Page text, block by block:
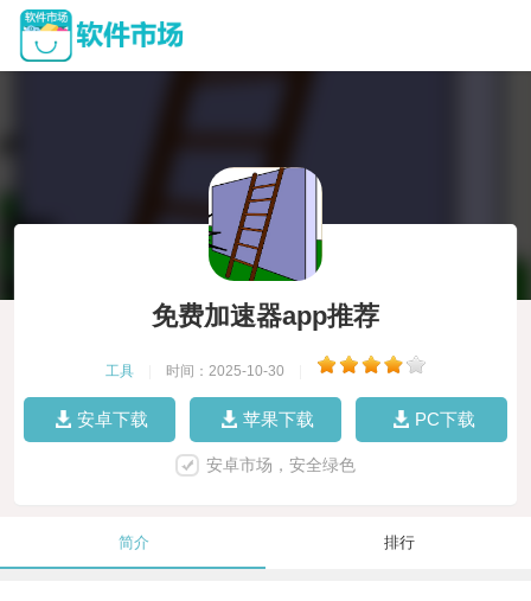
免费加速器app推荐
工具 时间：2025-10-30
安卓下载 苹果下载 PC下载
安卓市场，安全绿色
简介 排行